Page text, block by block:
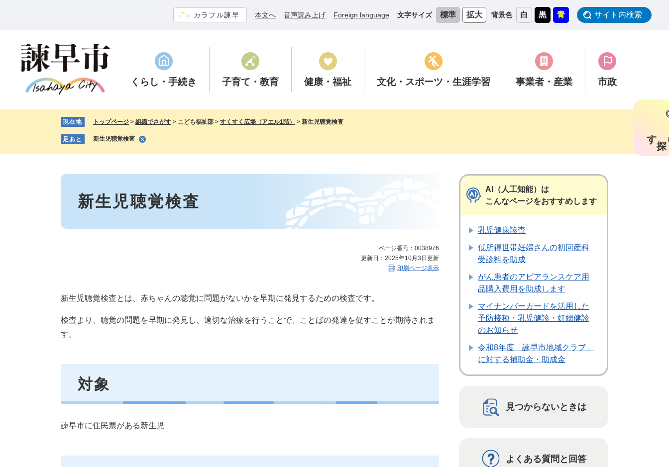
カラフル諫早 本文へ 音声読み上げ Foreign language 文字サイズ 標準 拡大 背景色 白 黒 青 サイト内検索
くらし ・手続き 子育て ・教育 健康 ・福祉 文化・スポーツ ・生涯学習 事業者 ・産業 市政
す
現在地 トップページ > 組織でさがす > こども福祉部 > すくすく広場（アエル1階） > 新生児聴覚検査
足あと 新生児聴覚検査
本
新生児聴覚検査
ページ番号：0038976
更新日：2025年10月3日更新
印刷ページ表示
新生児聴覚検査とは、赤ちゃんの聴覚に問題がないかを早期に発見するための検査です。
検査より、聴覚の問題を早期に発見し、適切な治療を行うことで、ことばの発達を促すことが期待されま
す。
対象
諫早市に住民票がある新生児
AI（人工知能）は
こんなページをおすすめします
乳児健康診査
低所得世帯妊婦さんの初回産科
受診料を助成
がん患者のアピアランスケア用
品購入費用を助成します
マイナンバーカードを活用した
予防接種・乳児健診・妊婦健診
のお知らせ
令和8年度「諫早市地域クラブ」
に対する補助金・助成金
見つからないときは
よくある質問と回答